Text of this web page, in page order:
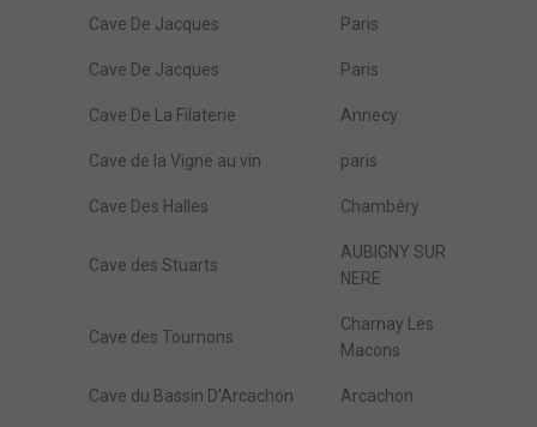
Cave De Jacques Paris
Cave De Jacques Paris
Cave De La Filaterie Annecy
Cave de la Vigne au vin paris
Cave Des Halles Chambéry
Cave des Stuarts
AUBIGNY SUR
NERE
Cave des Tournons
Charnay Les
Macons
Cave du Bassin D'Arcachon Arcachon